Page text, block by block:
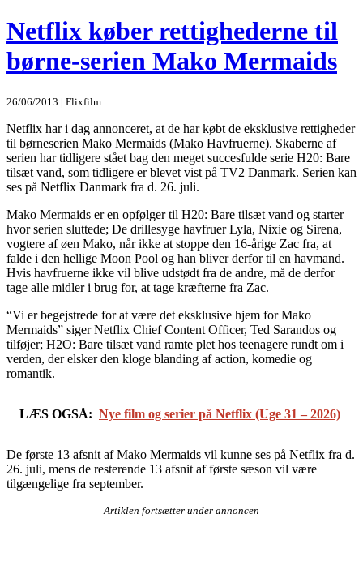
Netflix køber rettighederne til
børne-serien Mako Mermaids
26/06/2013 | Flixfilm
Netflix har i dag annonceret, at de har købt de eksklusive rettigheder
til børneserien Mako Mermaids (Mako Havfruerne). Skaberne af
serien har tidligere stået bag den meget succesfulde serie H20: Bare
tilsæt vand, som tidligere er blevet vist på TV2 Danmark. Serien kan
ses på Netflix Danmark fra d. 26. juli.
Mako Mermaids er en opfølger til H20: Bare tilsæt vand og starter
hvor serien sluttede; De drillesyge havfruer Lyla, Nixie og Sirena,
vogtere af øen Mako, når ikke at stoppe den 16-årige Zac fra, at
falde i den hellige Moon Pool og han bliver derfor til en havmand.
Hvis havfruerne ikke vil blive udstødt fra de andre, må de derfor
tage alle midler i brug for, at tage kræfterne fra Zac.
“Vi er begejstrede for at være det eksklusive hjem for Mako
Mermaids” siger Netflix Chief Content Officer, Ted Sarandos og
tilføjer; H2O: Bare tilsæt vand ramte plet hos teenagere rundt om i
verden, der elsker den kloge blanding af action, komedie og
romantik.
LÆS OGSÅ: Nye film og serier på Netflix (Uge 31 – 2026)
De første 13 afsnit af Mako Mermaids vil kunne ses på Netflix fra d.
26. juli, mens de resterende 13 afsnit af første sæson vil være
tilgængelige fra september.
Artiklen fortsætter under annoncen